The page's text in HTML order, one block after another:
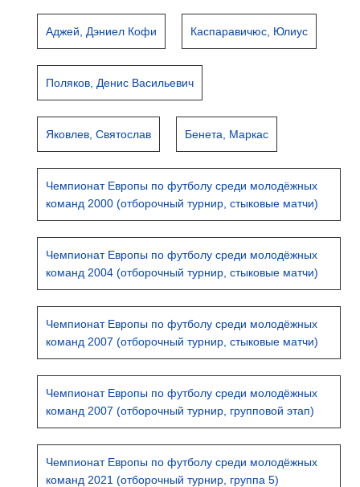
Аджей, Дэниел Кофи Каспаравичюс, Юлиус
Поляков, Денис Васильевич
Яковлев, Святослав Бенета, Маркас
Чемпионат Европы по футболу среди молодёжных
команд 2000 (отборочный турнир, стыковые матчи)
Чемпионат Европы по футболу среди молодёжных
команд 2004 (отборочный турнир, стыковые матчи)
Чемпионат Европы по футболу среди молодёжных
команд 2007 (отборочный турнир, стыковые матчи)
Чемпионат Европы по футболу среди молодёжных
команд 2007 (отборочный турнир, групповой этап)
Чемпионат Европы по футболу среди молодёжных
команд 2021 (отборочный турнир, группа 5)